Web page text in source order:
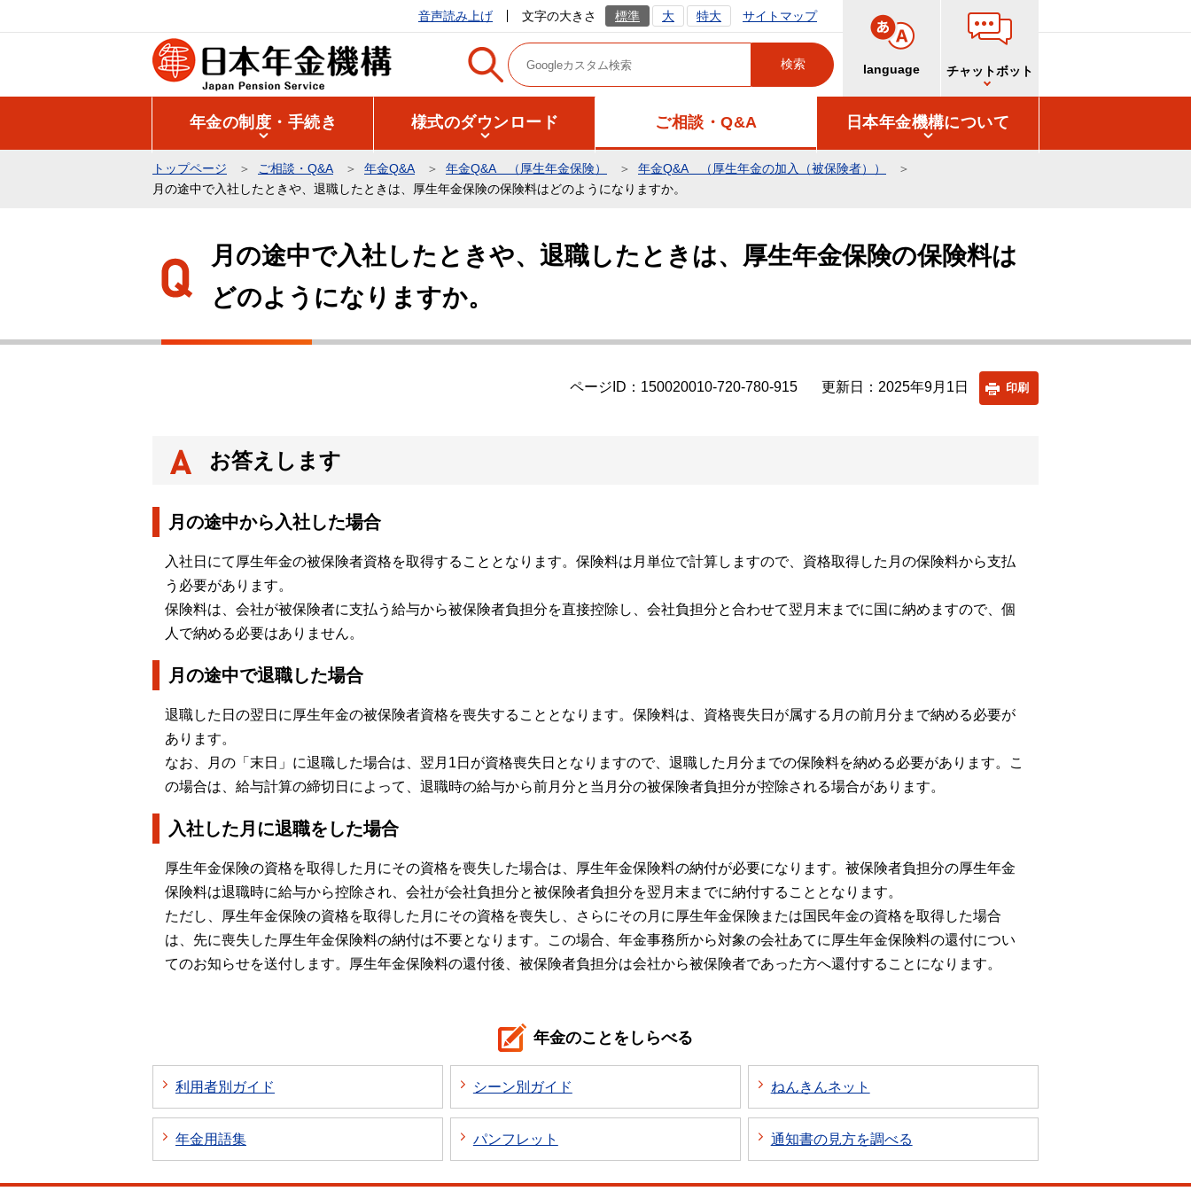
の
音声読み上げ 文字の大きさ 標準 大 特大 サイトマップ
language チャットボット
年金の制度・手続き 様式のダウンロード ご相談・Q&A 日本年金機構について
トップページ ご相談・Q&A 年金Q&A 年金Q&A （厚生年金保険）
年金Q&A （厚生年金の加入（被保険者））
月の途中で入社したときや、退職したときは、厚生年金保険の保険料はどのようになりますか。
ら
月の途中で入社したときや、退職したときは、厚生年金保険の保険料は
どのようになりますか。
ページID：150020010-720-780-915 更新日：2025年9月1日 印刷
お答えします
月の途中から入社した場合
入社日にて厚生年金の被保険者資格を取得することとなります。保険料は月単位で計算しますので、資格取得した月の保険料から支払
う必要があります。
保険料は、会社が被保険者に支払う給与から被保険者負担分を直接控除し、会社負担分と合わせて翌月末までに国に納めますので、個
人で納める必要はありません。
月の途中で退職した場合
退職した日の翌日に厚生年金の被保険者資格を喪失することとなります。保険料は、資格喪失日が属する月の前月分まで納める必要が
あります。
なお、月の「末日」に退職した場合は、翌月1日が資格喪失日となりますので、退職した月分までの保険料を納める必要があります。こ
の場合は、給与計算の締切日によって、退職時の給与から前月分と当月分の被保険者負担分が控除される場合があります。
入社した月に退職をした場合
厚生年金保険の資格を取得した月にその資格を喪失した場合は、厚生年金保険料の納付が必要になります。被保険者負担分の厚生年金
保険料は退職時に給与から控除され、会社が会社負担分と被保険者負担分を翌月末までに納付することとなります。
ただし、厚生年金保険の資格を取得した月にその資格を喪失し、さらにその月に厚生年金保険または国民年金の資格を取得した場合
は、先に喪失した厚生年金保険料の納付は不要となります。この場合、年金事務所から対象の会社あてに厚生年金保険料の還付につい
てのお知らせを送付します。厚生年金保険料の還付後、被保険者負担分は会社から被保険者であった方へ還付することになります。
年金のことをしらべる
利用者別ガイド シーン別ガイド ねんきんネット
年金用語集 パンフレット 通知書の見方を調べる